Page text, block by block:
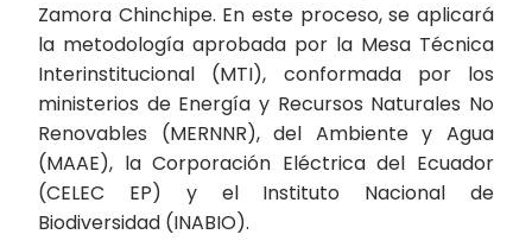
Zamora Chinchipe. En este proceso, se aplicará
la metodología aprobada por la Mesa Técnica
Interinstitucional (MTI), conformada por los
ministerios de Energía y Recursos Naturales No
Renovables (MERNNR), del Ambiente y Agua
(MAAE), la Corporación Eléctrica del Ecuador
(CELEC EP) y el Instituto Nacional de
Biodiversidad (INABIO).